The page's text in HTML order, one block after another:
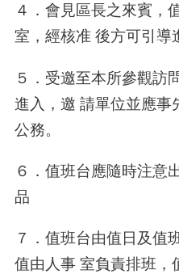
４．會見區長之來賓，
室，經核准 後方可引導
５．受邀至本所參觀訪
進入，邀 請單位並應事
公務。
６．值班台應隨時注意
品
７．值班台由值日及值
值由人事 室負責排班，